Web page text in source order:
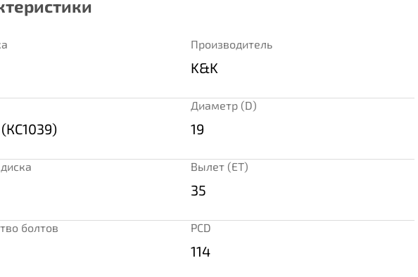
Производитель
K&K
(КС1039)
Диаметр (D)
19
Вылет (ET)
35
болтов PCD
114